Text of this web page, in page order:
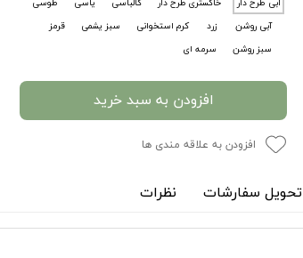
آبی طرح دار خاکستری طرح دار کالباسی یاسی
طوسی
آبی روشن
زرد کرم استخوانی سبز یشمی
قرمز
سبز روشن
سرمه ای
افزودن به سبد خرید
افزودن به علاقه مندی ها
تحویل سفارشات نظرات